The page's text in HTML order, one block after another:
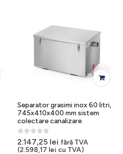
Separator grasimi inox 60 litri,
745x410x400 mm sistem
colectare canalizare
0out of 5
2.147,25 lei fără TVA
(2.598,17 lei cu TVA)